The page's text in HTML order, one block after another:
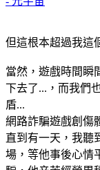
但這根本超過我這
當然，遊戲時間瞬
下去了...，而我們
盾...
網路詐騙遊戲創傷
直到有一天，我聽
場，等他事後心情